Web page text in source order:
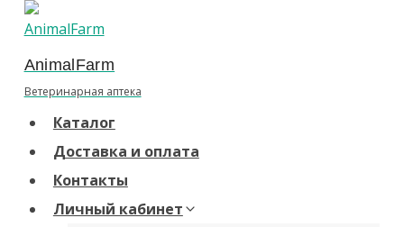
Перейти
содержанию
AnimalFarm
Ветеринарная аптека
Каталог
Доставка и оплата
Контакты
Личный кабинет